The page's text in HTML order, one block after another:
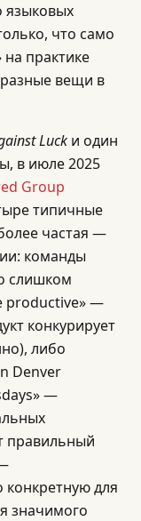
языковых
что само
практике
вещи в
Luck и один
в июле 2025
Group
типичные
частая —
команды
слишком
productive» —
конкурирует
либо
Denver
—
правильный
для
значимого